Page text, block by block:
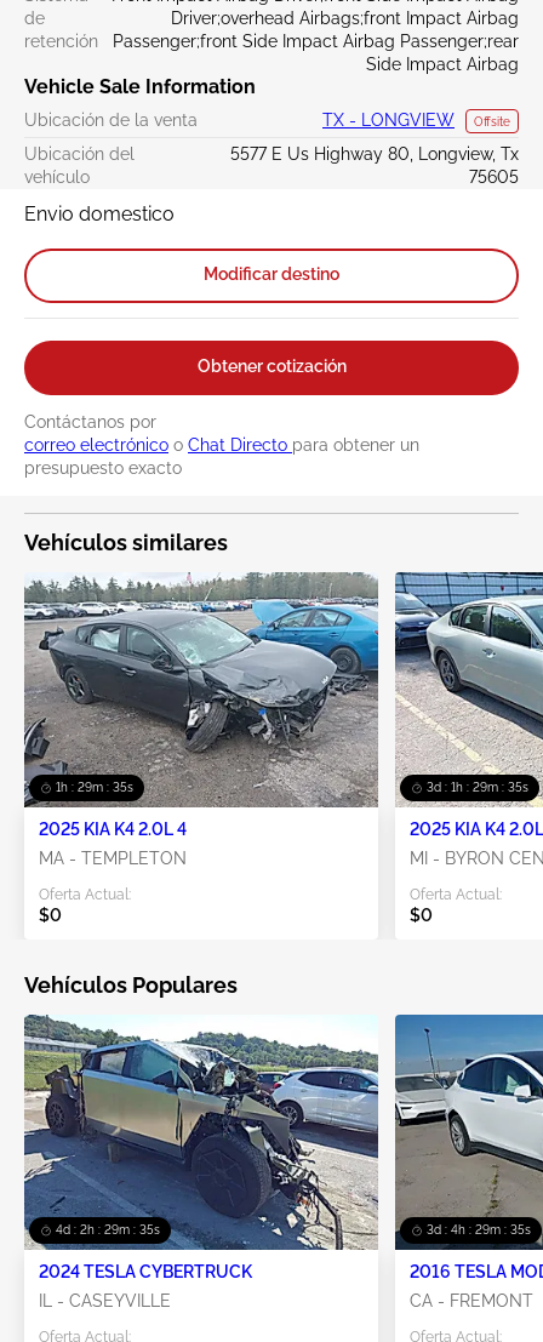
de
retención
Driver;overhead Airbags;front Impact Airbag
Passenger;front Side Impact Airbag Passenger;rear
Side Impact Airbag
Vehicle Sale Information
Ubicación de la venta TX - LONGVIEW Offsite
Ubicación del
vehículo
5577 E Us Highway 80, Longview, Tx
75605
Envio domestico
Modificar destino
Obtener cotización
Contáctanos por
correo electrónico o Chat Directo para obtener un
presupuesto exacto
Vehículos similares
1h : 29m : 34s
2025 KIA K4 2.0L 4
MA - TEMPLETON
Oferta Actual:
$0
3d : 1h : 29m : 34s
2025 KIA K4
MI - BYRON
Oferta Actual:
$0
Vehículos Populares
4d : 2h : 29m : 34s
2024 TESLA CYBERTRUCK
IL - CASEYVILLE
Oferta Actual:
3d : 4h : 29m : 34s
2016 TESLA
CA - FREMONT
Oferta Actual: